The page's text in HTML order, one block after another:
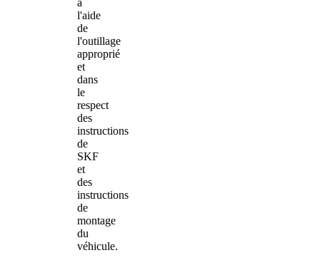
l'aide
de
l'outillage
approprié
et
dans
le
respect
des
instructions
de
SKF
et
des
instructions
de
montage
du
véhicule.